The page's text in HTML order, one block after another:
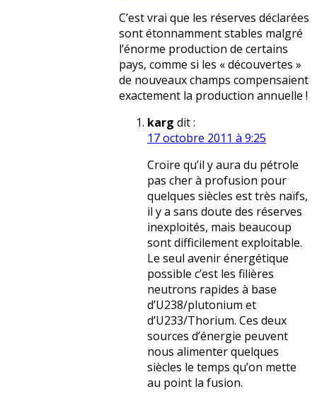
C’est vrai que les réserves déclarées
sont étonnamment stables malgré
l’énorme production de certains
pays, comme si les « découvertes »
de nouveaux champs compensaient
exactement la production annuelle !
karg dit :
17 octobre 2011 à 9:25
Croire qu’il y aura du pétrole
pas cher à profusion pour
quelques siècles est très naïfs,
il y a sans doute des réserves
inexploités, mais beaucoup
sont difficilement exploitable.
Le seul avenir énergétique
possible c’est les filières
neutrons rapides à base
d’U238/plutonium et
d’U233/Thorium. Ces deux
sources d’énergie peuvent
nous alimenter quelques
siècles le temps qu’on mette
au point la fusion.